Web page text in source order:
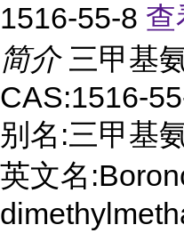
1516-55-8
简介 三甲基
CAS:1516-
别名:三甲基
英文名